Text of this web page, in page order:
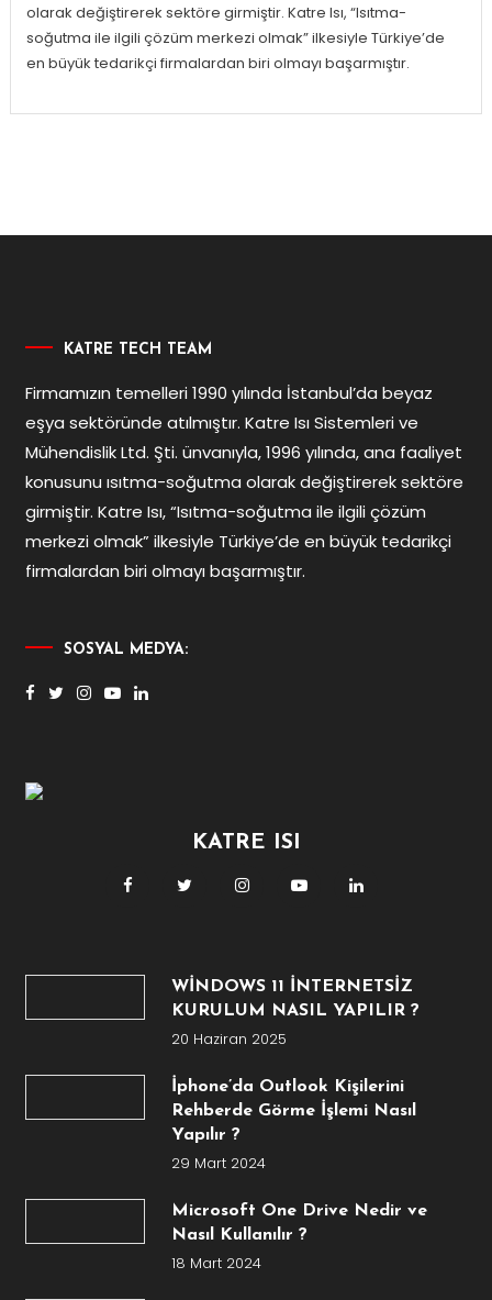
olarak değiştirerek sektöre girmiştir. Katre Isı, “Isıtma-
soğutma ile ilgili çözüm merkezi olmak” ilkesiyle Türkiye’de
en büyük tedarikçi firmalardan biri olmayı başarmıştır.
KATRE TECH TEAM
Firmamızın temelleri 1990 yılında İstanbul’da beyaz
eşya sektöründe atılmıştır. Katre Isı Sistemleri ve
Mühendislik Ltd. Şti. ünvanıyla, 1996 yılında, ana faaliyet
konusunu ısıtma-soğutma olarak değiştirerek sektöre
girmiştir. Katre Isı, “Isıtma-soğutma ile ilgili çözüm
merkezi olmak” ilkesiyle Türkiye’de en büyük tedarikçi
firmalardan biri olmayı başarmıştır.
SOSYAL MEDYA:
KATRE ISI
WİNDOWS 11 İNTERNETSİZ
KURULUM NASIL YAPILIR ?
20 Haziran 2025
İphone’da Outlook Kişilerini
Rehberde Görme İşlemi Nasıl
Yapılır ?
29 Mart 2024
Microsoft One Drive Nedir ve
Nasıl Kullanılır ?
18 Mart 2024